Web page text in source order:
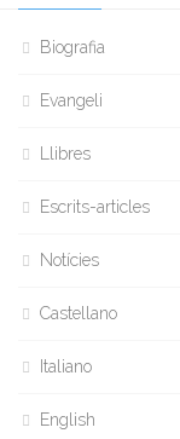
Biografia
Evangeli
Llibres
Escrits-articles
Notícies
Castellano
Italiano
English